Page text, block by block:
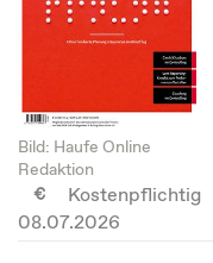
Bild: Haufe Online
Redaktion
Kostenpflichtig
08.07.2026